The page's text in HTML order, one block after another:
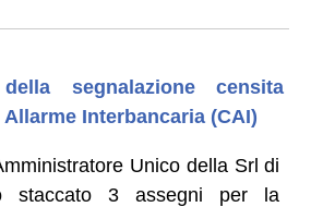
della segnalazione censita
Interbancaria (CAI)
Unico della Srl di
staccato 3 assegni per la